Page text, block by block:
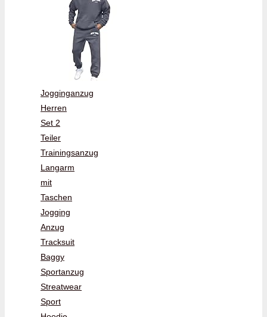
Jogginganzug
Herren
Set 2
Teiler
Trainingsanzug
Langarm
mit
Taschen
Jogging
Anzug
Tracksuit
Baggy
Sportanzug
Streatwear
Sport